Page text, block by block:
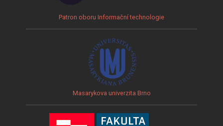
Patron oboru Informační technologie
Masarykova univerzita Brno